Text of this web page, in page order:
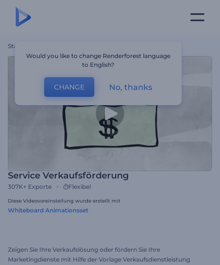
Startseite
Service Verkaufsförderung
307K+ Exporte Flexibel
Diese Videovoreinstellung wurde erstellt mit
Whiteboard Animationsset
Zeigen Sie Ihre Verkaufslösung oder fördern Sie Ihre
Marketingdienste mit Hilfe der Vorlage Verkaufsdienstleistung
Would you like to change Renderforest language
to English?
CHANGE No, thanks